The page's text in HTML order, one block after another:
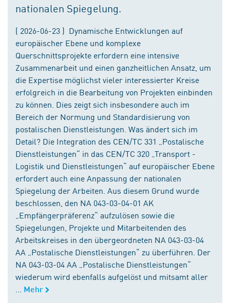
nationalen Spiegelung.
( 2026-06-23 ) Dynamische Entwicklungen auf
europäischer Ebene und komplexe
Querschnittsprojekte erfordern eine intensive
Zusammenarbeit und einen ganzheitlichen Ansatz, um
die Expertise möglichst vieler interessierter Kreise
erfolgreich in die Bearbeitung von Projekten einbinden
zu können. Dies zeigt sich insbesondere auch im
Bereich der Normung und Standardisierung von
postalischen Dienstleistungen. Was ändert sich im
Detail? Die Integration des CEN/TC 331 „Postalische
Dienstleistungen“ in das CEN/TC 320 „Transport -
Logistik und Dienstleistungen“ auf europäischer Ebene
erfordert auch eine Anpassung der nationalen
Spiegelung der Arbeiten. Aus diesem Grund wurde
beschlossen, den NA 043-03-04-01 AK
„Empfängerpräferenz“ aufzulösen sowie die
Spiegelungen, Projekte und Mitarbeitenden des
Arbeitskreises in den übergeordneten NA 043-03-04
AA „Postalische Dienstleistungen“ zu überführen. Der
NA 043-03-04 AA „Postalische Dienstleistungen“
wiederum wird ebenfalls aufgelöst und mitsamt aller
Mehr